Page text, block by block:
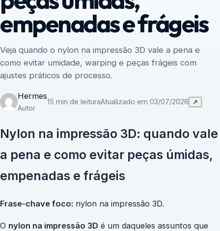
empenadas e frágeis
Veja quando o nylon na impressão 3D vale a pena e
como evitar umidade, warping e peças frágeis com
ajustes práticos de processo.
Hermes
Autor
15 min de leituraAtualizado em 03/07/2026 ↗
Nylon na impressão 3D: quando vale
a pena e como evitar peças úmidas,
empenadas e frágeis
Frase-chave foco: nylon na impressão 3D.
O nylon na impressão 3D é um daqueles assuntos que